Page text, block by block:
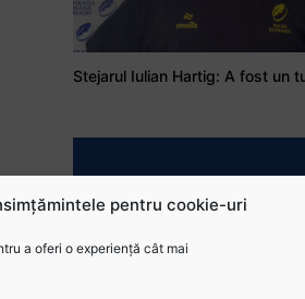
pentru cookie-uri
a oferi o experiență cât mai